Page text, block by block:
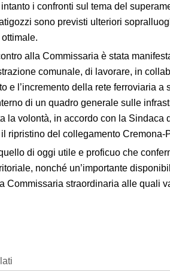
i confronti sul tema del
sono previsti ulteriori
alla Commissaria è stata
comunale, di lavorare, in
e l’incremento della rete ferroviaria
di un quadro generale sulle
la volontà, in accordo con la Sindaca
ripristino del collegamento Cremona-
di oggi utile e proficuo che
nonché un’importante
Commissaria straordinaria alle quali